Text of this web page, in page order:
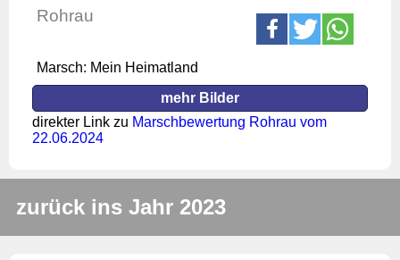
Rohrau
Marsch: Mein Heimatland
mehr Bilder
direkter Link zu Marschbewertung Rohrau vom
22.06.2024
zurück ins Jahr 2023